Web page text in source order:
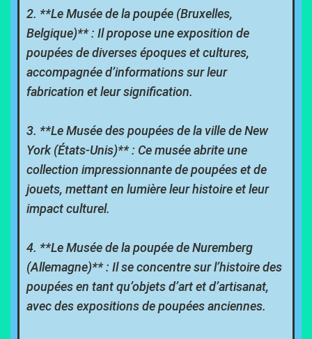
2. **Le Musée de la poupée (Bruxelles,
Belgique)** : Il propose une exposition de
poupées de diverses époques et cultures,
accompagnée d’informations sur leur
fabrication et leur signification.
3. **Le Musée des poupées de la ville de New
York (États-Unis)** : Ce musée abrite une
collection impressionnante de poupées et de
jouets, mettant en lumière leur histoire et leur
impact culturel.
4. **Le Musée de la poupée de Nuremberg
(Allemagne)** : Il se concentre sur l’histoire des
poupées en tant qu’objets d’art et d’artisanat,
avec des expositions de poupées anciennes.